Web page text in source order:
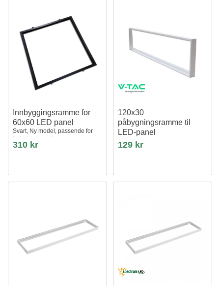
Innbyggingsramme for
60x60 LED panel
Svart, Ny model, passende for
trebetong og gips
310 kr
120x30
påbygningsramme til
LED-panel
Hvit, 295 x 1195 mm, for direkte
montering i tak
129 kr